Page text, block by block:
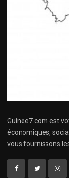
Guinee7.com est
économiques,
vous fournissons les